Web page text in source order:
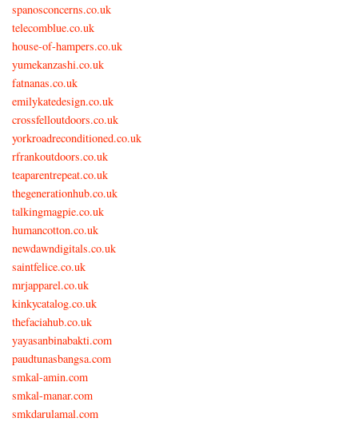
spanosconcerns.co.uk
telecomblue.co.uk
house-of-hampers.co.uk
yumekanzashi.co.uk
fatnanas.co.uk
emilykatedesign.co.uk
crossfelloutdoors.co.uk
yorkroadreconditioned.co.uk
rfrankoutdoors.co.uk
teaparentrepeat.co.uk
thegenerationhub.co.uk
talkingmagpie.co.uk
humancotton.co.uk
newdawndigitals.co.uk
saintfelice.co.uk
mrjapparel.co.uk
kinkycatalog.co.uk
thefaciahub.co.uk
yayasanbinabakti.com
paudtunasbangsa.com
smkal-amin.com
smkal-manar.com
smkdarulamal.com